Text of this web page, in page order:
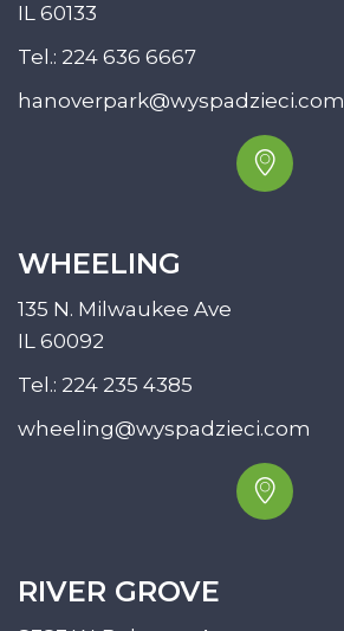
IL 60133
Tel.: 224 636 6667
hanoverpark@wyspadzieci.com
WHEELING
135 N. Milwaukee Ave
IL 60092
Tel.: 224 235 4385
wheeling@wyspadzieci.com
RIVER GROVE